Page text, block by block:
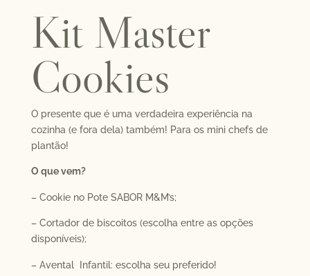
Kit Master
Cookies
O presente que é uma verdadeira experiência na
cozinha (e fora dela) também! Para os mini chefs de
plantão!
O que vem?
– Cookie no Pote SABOR M&M’s;
– Cortador de biscoitos (escolha entre as opções
disponíveis);
– Avental Infantil: escolha seu preferido!